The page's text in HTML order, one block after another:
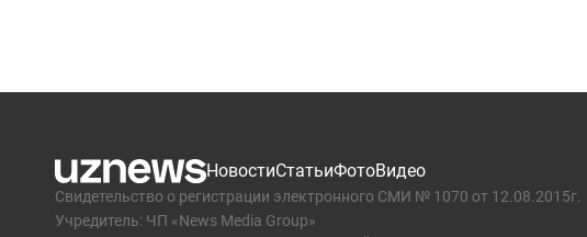
НовостиСтатьиФотоВидео
Свидетельство о регистрации электронного СМИ № 1070 от 12.08.2015г.
Учредитель: ЧП «News Media Group»